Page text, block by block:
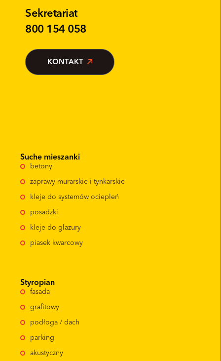
Sekretariat
800 154 058
KONTAKT
Suche mieszanki
betony
zaprawy murarskie i tynkarskie
kleje do systemów ociepleń
posadzki
kleje do glazury
piasek kwarcowy
Styropian
fasada
grafitowy
podłoga / dach
parking
akustyczny